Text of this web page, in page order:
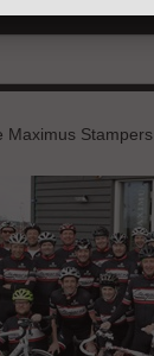
Maximus Stampers